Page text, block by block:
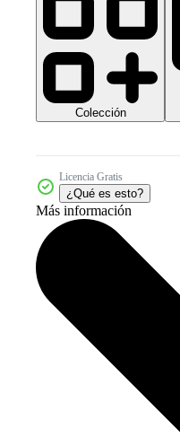
Colección
Licencia Gratis
¿Qué es esto?
Más información